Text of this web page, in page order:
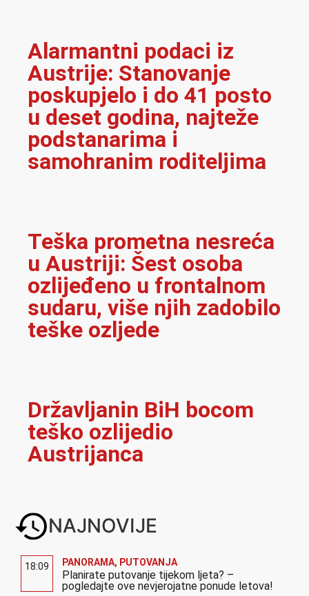
Alarmantni podaci iz
Austrije: Stanovanje
poskupjelo i do 41 posto
u deset godina, najteže
podstanarima i
samohranim roditeljima
Teška prometna nesreća
u Austriji: Šest osoba
ozlijeđeno u frontalnom
sudaru, više njih zadobilo
teške ozljede
Državljanin BiH bocom
teško ozlijedio
Austrijanca
NAJNOVIJE
18:09 PANORAMA, PUTOVANJA
Planirate putovanje tijekom ljeta? –
pogledajte ove nevjerojatne ponude letova!